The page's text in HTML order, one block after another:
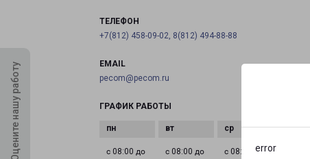
error
Оцените нашу работу
ТЕЛЕФОН
+7(812) 458-09-02, 8(812) 494-88-88
EMAIL
pecom@pecom.ru
ГРАФИК РАБОТЫ
с 08:00 до
с 08:00 до
с 08:00 до